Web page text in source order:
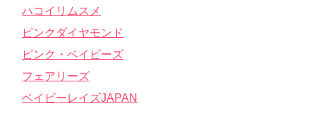
ハコイリムスメ
ピンクダイヤモンド
ピンク・ベイビーズ
フェアリーズ
ベイビーレイズJAPAN